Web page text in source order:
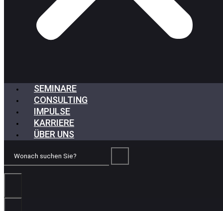
SEMINARE
CONSULTING
IMPULSE
KARRIERE
ÜBER UNS
Wonach
Sie?